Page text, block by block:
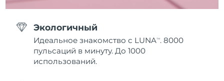
Экологичный
Идеальное знакомство с LUNATM . 8000
пульсаций в минуту. До 1000
использований.